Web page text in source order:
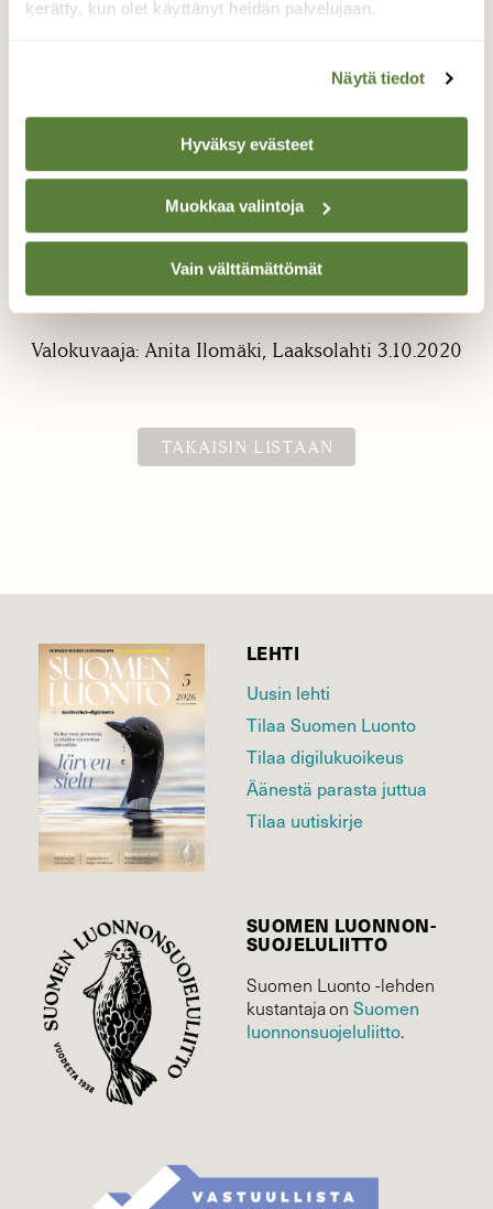
kerätty, kun olet käyttänyt heidän palvelujaan.
Näytä tiedot
Hyväksy evästeet
Muokkaa valintoja
Vain välttämättömät
Ahomansikka lokakuun 3.
Espoon Laaksolahdessa
Ahomansikka kukkii kotipihalla. Kypsät
mansikat maistuivat makealta.
Valokuvaaja: Anita Ilomäki, Laaksolahti 3.10.2020
TAKAISIN LISTAAN
LEHTI
Uusin lehti
Tilaa Suomen Luonto
Tilaa digilukuoikeus
Äänestä parasta juttua
Tilaa uutiskirje
SUOMEN LUONNON­
SUOJELU­LIITTO
Suomen Luonto -lehden
kustantaja onSuomen
luonnonsuojelu­liitto.